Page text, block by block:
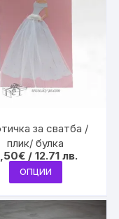
за сватба /
плик/ булка
€ / 12.71 лв.
ОПЦИИ
product
has